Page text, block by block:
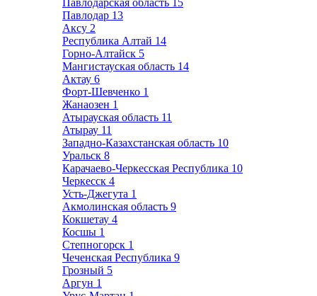
Павлодарская область 15
Павлодар 13
Аксу 2
Республика Алтай 14
Горно-Алтайск 5
Мангистауская область 14
Актау 6
Форт-Шевченко 1
Жанаозен 1
Атырауская область 11
Атырау 11
Западно-Казахстанская область 10
Уральск 8
Карачаево-Черкесская Республика 10
Черкесск 4
Усть-Джегута 1
Акмолинская область 9
Кокшетау 4
Косшы 1
Степногорск 1
Чеченская Республика 9
Грозный 5
Аргун 1